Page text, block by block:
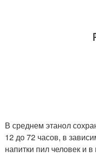
В среднем этанол
12 до 72 часов, в
напитки пил человек и в